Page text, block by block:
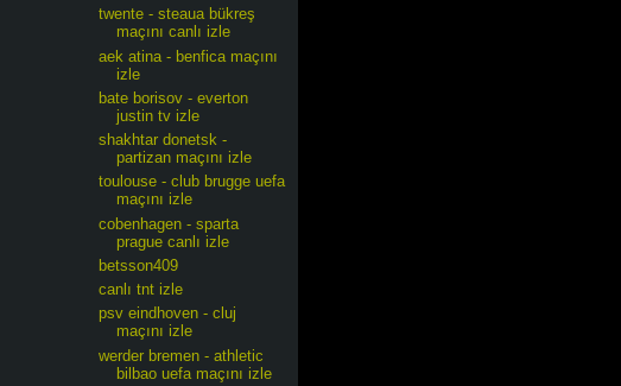
twente - steaua bükreş
maçını canlı izle
aek atina - benfica maçını
izle
bate borisov - everton
justin tv izle
shakhtar donetsk -
partizan maçını izle
toulouse - club brugge uefa
maçını izle
cobenhagen - sparta
prague canlı izle
betsson409
canlı tnt izle
psv eindhoven - cluj
maçını izle
werder bremen - athletic
bilbao uefa maçını izle